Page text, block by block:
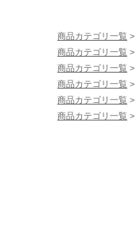
商品カテゴリ一覧 >
商品カテゴリ一覧 >
商品カテゴリ一覧 >
商品カテゴリ一覧 >
商品カテゴリ一覧 >
商品カテゴリ一覧 >